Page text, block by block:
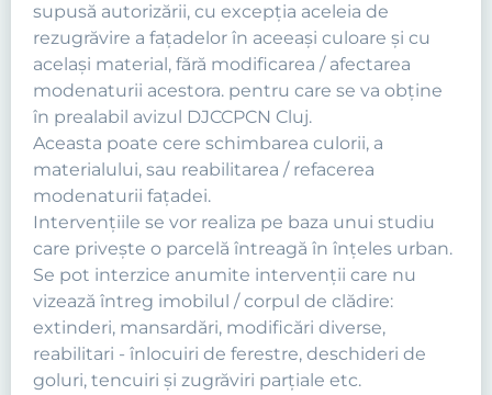
supusă autorizării, cu excepţia aceleia de
rezugrăvire a faţadelor în aceeaşi culoare şi cu
acelaşi material, fără modificarea / afectarea
modenaturii acestora. pentru care se va obţine
în prealabil avizul DJCCPCN Cluj.
Aceasta poate cere schimbarea culorii, a
materialului, sau reabilitarea / refacerea
modenaturii faţadei.
Intervenţiile se vor realiza pe baza unui studiu
care priveşte o parcelă întreagă în înţeles urban.
Se pot interzice anumite intervenţii care nu
vizează întreg imobilul / corpul de clădire:
extinderi, mansardări, modificări diverse,
reabilitari - înlocuiri de ferestre, deschideri de
goluri, tencuiri şi zugrăviri parţiale etc.